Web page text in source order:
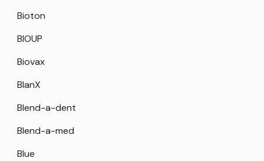
Bioton
BIOUP
Biovax
BlanX
Blend-a-dent
Blend-a-med
Blue